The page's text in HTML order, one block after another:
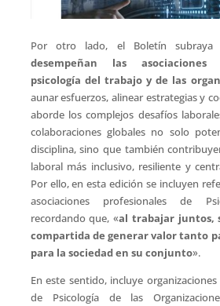
Por otro lado, el Boletín
desempeñan las asociaciones
psicología del trabajo y de las
aunar esfuerzos, alinear estrategias y
aborde los complejos desafíos
colaboraciones globales no solo
disciplina, sino que también
laboral más inclusivo, resiliente y
Por ello, en esta edición se incluyen
asociaciones profesionales de
recordando que, «al trabajar juntos,
compartida de generar valor tanto
para la sociedad en su conjunto».
En este sentido, incluye
de Psicología de las